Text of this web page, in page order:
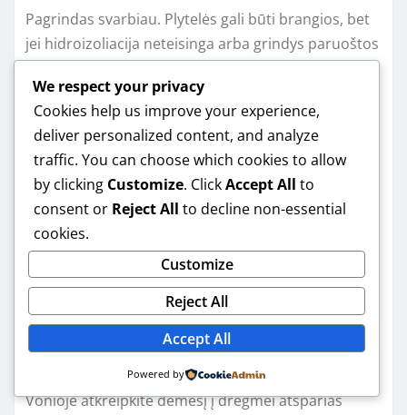
Pagrindas svarbiau. Plytelės gali būti brangios, bet
jei hidroizoliacija neteisinga arba grindys paruoštos
Geras sprendimas – investuoti į sluoksnius, kurių
nesimato, bet jie laiko sistemą.
Kaip išsirinkti
medžiagas, kad
nereiktų taisyti po
metų?
Rinkitės pagal naudojimą, o ne tik pagal išvaizdą.
Vonioje atkreipkite dėmesį į drėgmei atsparias
We respect your privacy
Cookies help us improve your experience,
deliver personalized content, and analyze
traffic. You can choose which cookies to allow
by clicking Customize. ClickAccept All to
consent or Reject All to decline non-essential
cookies.
Customize
Reject All
Accept All
Powered by